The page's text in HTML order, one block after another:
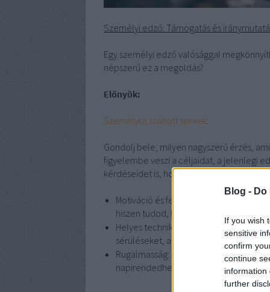
Blog -
If you wish
sensitive
confirm
continue
information
further
Személyi edző: Támogatás és
Egy személyi edző valósággal
népszerű ez a megoldás?
Előnyök:
Személyre szabott tervek:
Gondolj bele, milyen nagyszerű érzés,
figyelembe veszi a céljaidat, a jelenlegi
kérdéseidet is, hogy olyan programot
Motiváció és felelősség: Egy edző
hiszen tudod, hogy valaki figyel rád és
Helyes technika: Az edző
sérüléseket, amelyek gyakran
Rugalmasság: Az edzők általában
napirendedhez igazodva találhatsz